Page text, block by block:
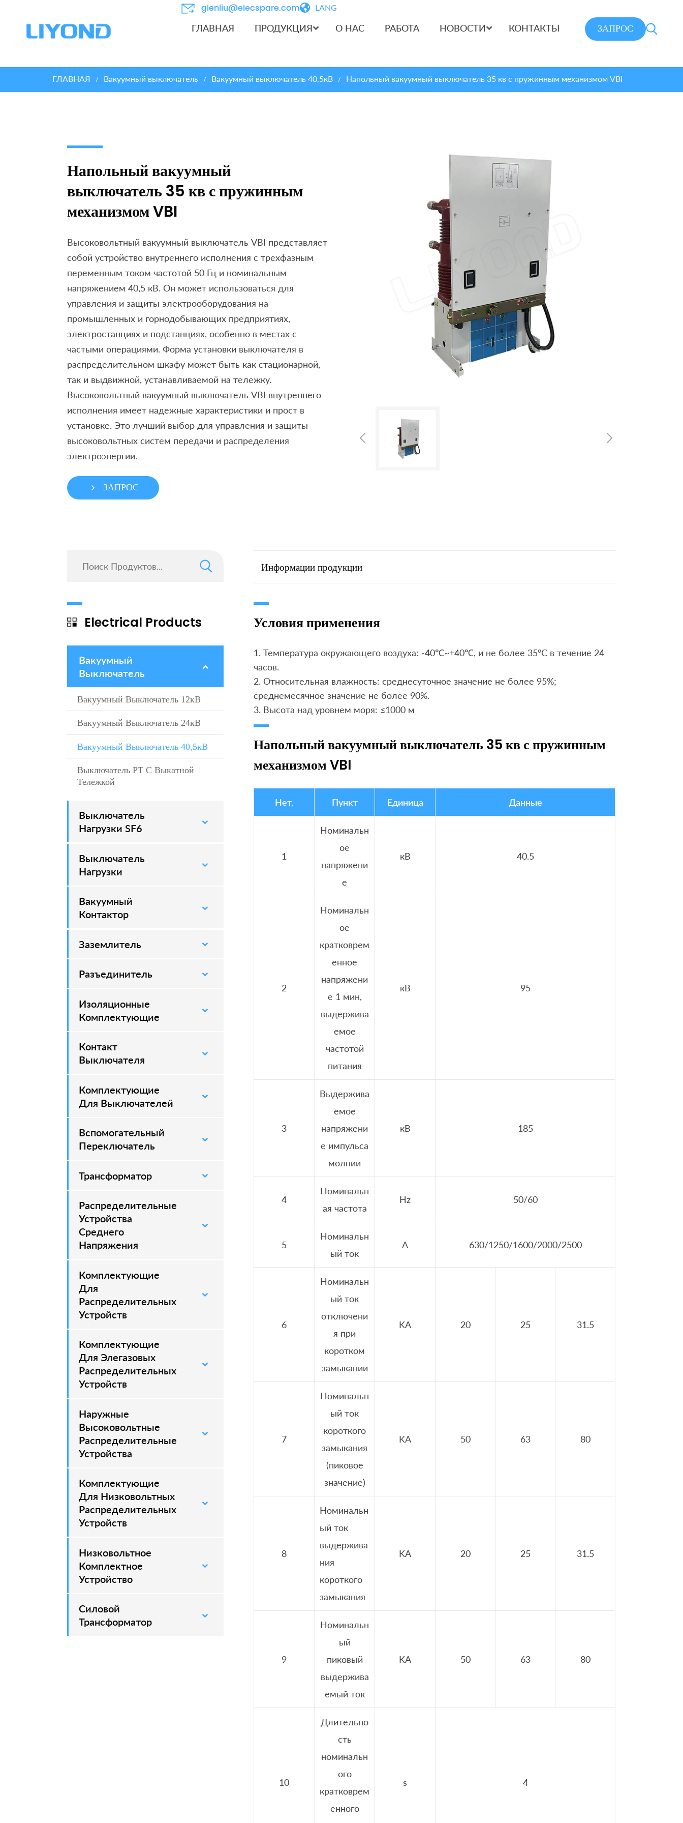
glenliu@elecspare.com LANG
ГЛАВНАЯ ПРОДУКЦИЯ О НАС РАБОТА НОВОСТИ КОНТАКТЫ ЗАПРОС
ГЛАВНАЯ / Вакуумный выключатель / Вакуумный выключатель 40,5кВ / Напольный вакуумный выключатель 35 кв с пружинным механизмом VBI
Напольный вакуумный
выключатель 35 кв с пружинным
механизмом VBI
Высоковольтный вакуумный выключатель VBI представляет
собой устройство внутреннего исполнения с трехфазным
переменным током частотой 50 Гц и номинальным
напряжением 40,5 кВ. Он может использоваться для
управления и защиты электрооборудования на
промышленных и горнодобывающих предприятиях,
электростанциях и подстанциях, особенно в местах с
частыми операциями. Форма установки выключателя в
распределительном шкафу может быть как стационарной,
так и выдвижной, устанавливаемой на тележку.
Высоковольтный вакуумный выключатель VBI внутреннего
исполнения имеет надежные характеристики и прост в
установке. Это лучший выбор для управления и защиты
высоковольтных систем передачи и распределения
электроэнергии.
ЗАПРОС
Electrical Products
Вакуумный
Выключатель
–
Вакуумный Выключатель 12кВ
–
Вакуумный Выключатель 24кВ
–
Вакуумный Выключатель 40,5кВ
–
Выключатель PT С Выкатной
Тележкой
–
Выключатель
Нагрузки SF6
–
Выключатель
Нагрузки
–
Вакуумный
Контактор
–
Заземлитель
–
Разъединитель
–
Изоляционные
Комплектующие
–
Контакт
Выключателя
–
Комплектующие
Для Выключателей
–
Вспомогательный
Переключатель
–
Трансформатор
Распределительные
Устройства
Среднего
Напряжения
–
Комплектующие
Для
Распределительных
Устройств
–
Комплектующие
Для Элегазовых
Распределительных
Устройств
–
Наружные
Высоковольтные
Распределительные
Устройства
–
Комплектующие
Для Низковольтных
Распределительных
Устройств
Низковольтное
Комплектное
Устройство
Силовой
Трансформатор
–
Информации продукции
Условия применения
1. Температура окружающего воздуха: -40℃~+40℃, и не более 35°C в течение 24
часов.
2. Относительная влажность: среднесуточное значение не более 95%;
среднемесячное значение не более 90%.
3. Высота над уровнем моря: ≤1000 м
Напольный вакуумный выключатель 35 кв с пружинным
механизмом VBI
Нет. Пункт Единица Данные
1
Номинальн
ое
напряжени
е
кВ 40.5
2
Номинальн
ое
кратковрем
енное
напряжени
е 1 мин,
выдержива
емое
частотой
питания
кВ 95
3
Выдержива
емое
напряжени
е импульса
молнии
кВ 185
4
Номинальн
ая частота
Hz 50/60
5
Номинальн
ый ток
A 630/1250/1600/2000/2500
6
Номинальн
ый ток
отключени
я при
коротком
замыкании
KA 20 25 31.5
7
Номинальн
ый ток
короткого
замыкания
(пиковое
значение)
KA 50 63 80
8
Номинальн
ый ток
выдержива
ния
короткого
замыкания
KA 20 25 31.5
9
Номинальн
ый
пиковый
выдержива
емый ток
KA 50 63 80
10
Длительно
сть
номинальн
ого
кратковрем
енного
s 4